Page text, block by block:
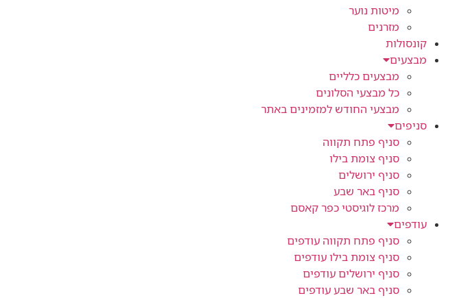
מיטות נוער
מזרנים
קונסולות
מבצעים
מבצעים כלליים
כל מבצעי הסלונים
מבצעי החודש למזמינים באתר
סניפים
סניף פתח תקווה
סניף צומת בילו
סניף ירושלים
סניף באר שבע
מרכז לוגיסטי כפר קאסם
עודפים
סניף פתח תקווה עודפים
סניף צומת בילו עודפים
סניף ירושלים עודפים
סניף באר שבע עודפים